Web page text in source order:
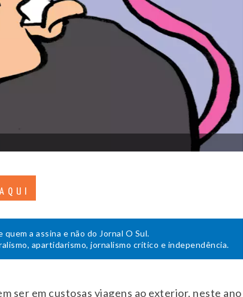
a assina e não do Jornal O Sul.
apartidarismo, jornalismo crítico e independência.
ser em custosas viagens ao exterior, neste ano